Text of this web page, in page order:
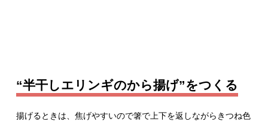
“半干しエリンギのから揚げ”をつくる
揚げるときは、焦げやすいので箸で上下を返しながらきつね色